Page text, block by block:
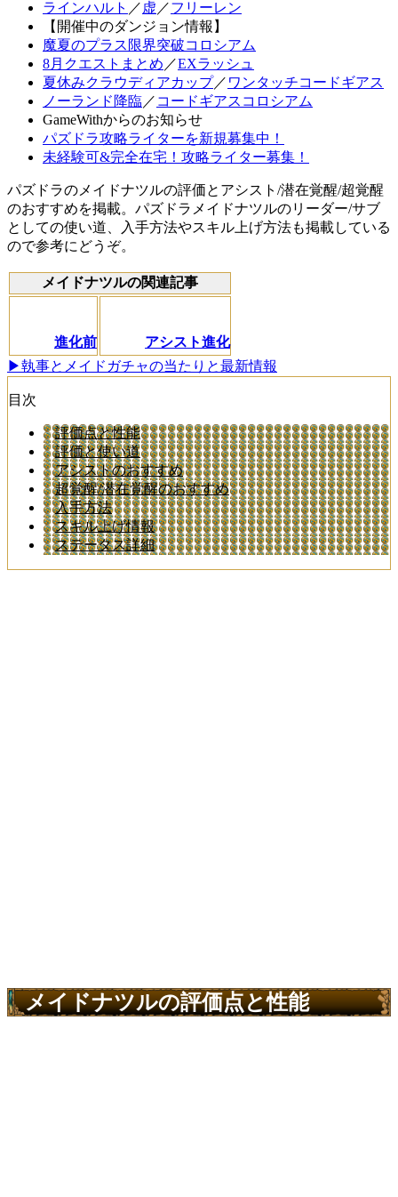
ラインハルト ／ 虚 ／フリーレン
【開催中のダンジョン情報】
魔夏のプラス限界突破コロシアム
8月クエストまとめ ／EXラッシュ
夏休みクラウディアカップ／ ワンタッチコードギアス
ノーランド降臨／ コードギアスコロシアム
GameWithからのお知らせ
パズドラ攻略ライターを新規募集中！
未経験可&完全在宅！攻略ライター募集！
パズドラのメイドナツルの評価とアシスト/潜在覚醒/超覚醒
のおすすめを掲載。パズドラメイドナツルのリーダー/サブ
としての使い道、入手方法やスキル上げ方法も掲載している
ので参考にどうぞ。
メイドナツルの関連記事
進化前
アシスト進化
▶執事とメイドガチャの当たりと最新情報
目次
評価点と性能
評価と使い道
アシストのおすすめ
超覚醒/潜在覚醒のおすすめ
入手方法
スキル上げ情報
ステータス詳細
メイドナツルの評価点と性能